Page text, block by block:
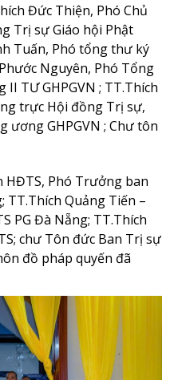
Đức Thiện, Phó Chủ
Trị sự Giáo hội Phật
Tuấn, Phó tổng thư ký
Nguyên, Phó Tổng
TƯ GHPGVN ; TT.Thích
trực Hội đồng Trị sự,
ương GHPGVN ; Chư tôn
HĐTS, Phó Trưởng ban
TT.Thích Quảng Tiến –
PG Đà Nẵng; TT.Thích
chư Tôn đức Ban Trị sự
đồ pháp quyến đã